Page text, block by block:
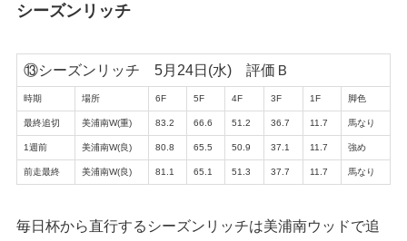
シーズンリッチ
⑬シーズンリッチ 5月24日(水) 評価Ｂ
時期 場所 6F 5F 4F 3F 1F 脚色
最終追切 美浦南W(重) 83.2 66.6 51.2 36.7 11.7 馬なり
1週前 美浦南W(良) 80.8 65.5 50.9 37.1 11.7 強め
前走最終 美浦南W(良) 81.1 65.1 51.3 37.7 11.7 馬なり
毎日杯から直行するシーズンリッチは美浦南ウッドで追